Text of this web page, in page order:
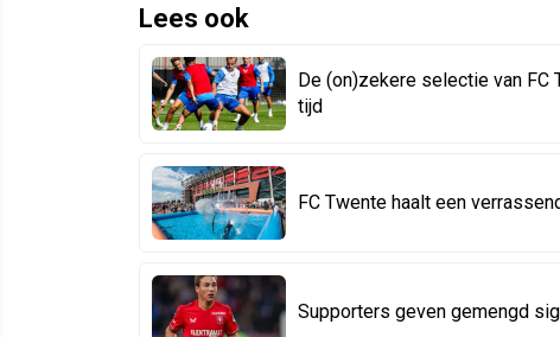
Lees ook
De (on)zekere selectie van FC
tijd
FC Twente haalt een
Supporters geven gemengd